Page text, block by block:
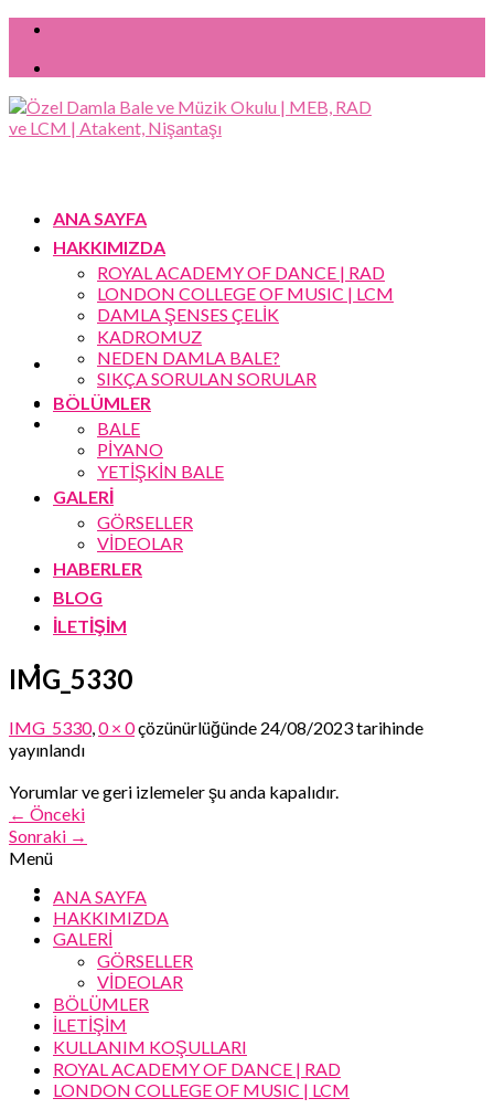
Skip
content
ANA SAYFA
HAKKIMIZDA
ROYAL ACADEMY OF DANCE | RAD
LONDON COLLEGE OF MUSIC | LCM
DAMLA ŞENSES ÇELİK
KADROMUZ
NEDEN DAMLA BALE?
SIKÇA SORULAN SORULAR
BÖLÜMLER
BALE
PİYANO
YETİŞKİN BALE
GALERİ
GÖRSELLER
VİDEOLAR
HABERLER
BLOG
İLETİŞİM
IMG_5330
IMG_5330,0 × 0çözünürlüğünde 24/08/2023tarihinde
yayınlandı
Yorumlar ve geri izlemeler şu anda kapalıdır.
← Önceki
Sonraki →
Menü
ANA SAYFA
HAKKIMIZDA
GALERİ
GÖRSELLER
VİDEOLAR
BÖLÜMLER
İLETİŞİM
KULLANIM KOŞULLARI
ROYAL ACADEMY OF DANCE | RAD
LONDON COLLEGE OF MUSIC | LCM